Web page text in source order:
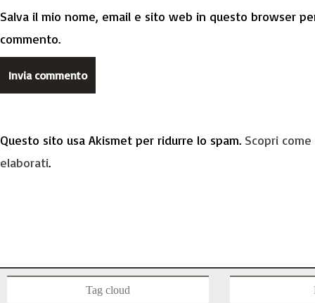
Salva il mio nome, email e sito web in questo browser
commento.
Questo sito usa Akismet per ridurre lo spam. Scopri
elaborati.
Tag cloud